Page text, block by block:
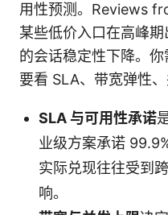
用性预测。Reviews
某些低价入口在高峰
的会话稳定性下降。
要看 SLA、带宽弹性
SLA 与可用性承诺
业级方案承诺
实际兑现往往受到
响。